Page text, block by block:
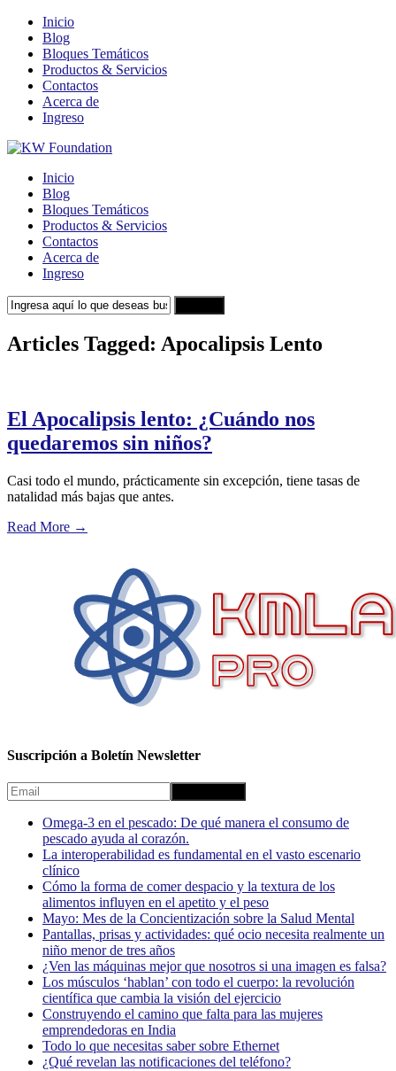
Inicio
Blog
Bloques Temáticos
Productos & Servicios
Contactos
Acerca de
Ingreso
Inicio
Blog
Bloques Temáticos
Productos & Servicios
Contactos
Acerca de
Ingreso
Articles Tagged: Apocalipsis Lento
El Apocalipsis lento: ¿Cuándo nos
quedaremos sin niños?
Casi todo el mundo, prácticamente sin excepción, tiene tasas de
natalidad más bajas que antes.
Read More →
Suscripción a Boletín Newsletter
Omega-3 en el pescado: De qué manera el consumo de
pescado ayuda al corazón.
La interoperabilidad es fundamental en el vasto escenario
clínico
Cómo la forma de comer despacio y la textura de los
alimentos influyen en el apetito y el peso
Mayo: Mes de la Concientización sobre la Salud Mental
Pantallas, prisas y actividades: qué ocio necesita realmente un
niño menor de tres años
¿Ven las máquinas mejor que nosotros si una imagen es falsa?
Los músculos ‘hablan’ con todo el cuerpo: la revolución
científica que cambia la visión del ejercicio
Construyendo el camino que falta para las mujeres
emprendedoras en India
Todo lo que necesitas saber sobre Ethernet
¿Qué revelan las notificaciones del teléfono?